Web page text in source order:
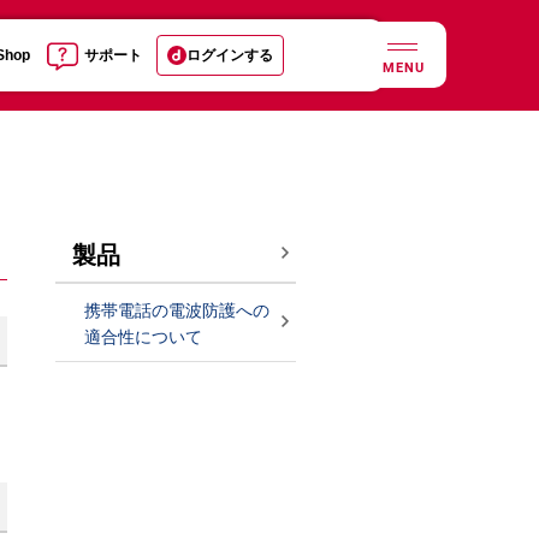
サポート ログインする
MENU
製品
携帯電話の電波防護への
適合性について